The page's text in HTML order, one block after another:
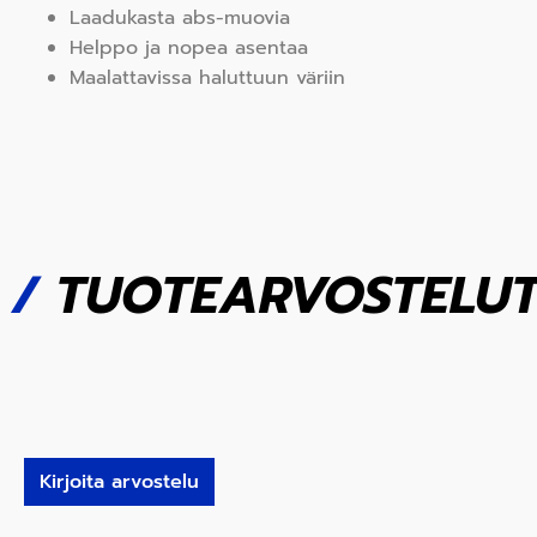
Laadukasta abs-muovia
Helppo ja nopea asentaa
Maalattavissa haluttuun väriin
/
Kirjoita arvostelu